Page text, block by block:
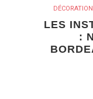
DÉCORATION
LES
: